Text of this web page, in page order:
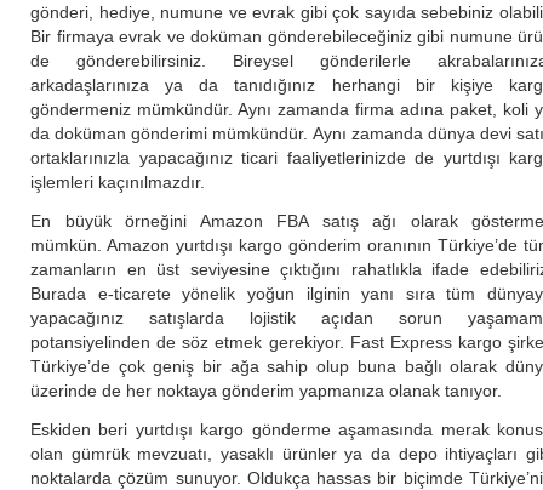
gönderi, hediye, numune ve evrak gibi çok sayıda sebebiniz
Bir firmaya evrak ve doküman gönderebileceğiniz gibi numune
de gönderebilirsiniz. Bireysel gönderilerle
arkadaşlarınıza ya da tanıdığınız herhangi bir kişiye
göndermeniz mümkündür. Aynı zamanda firma adına paket, koli
da doküman gönderimi mümkündür. Aynı zamanda dünya devi
ortaklarınızla yapacağınız ticari faaliyetlerinizde de yurtdışı
işlemleri kaçınılmazdır.
En büyük örneğini Amazon FBA satış ağı olarak
mümkün. Amazon yurtdışı kargo gönderim oranının Türkiye’de
zamanların en üst seviyesine çıktığını rahatlıkla ifade
Burada e-ticarete yönelik yoğun ilginin yanı sıra tüm
yapacağınız satışlarda lojistik açıdan sorun
potansiyelinden de söz etmek gerekiyor. Fast Express kargo
Türkiye’de çok geniş bir ağa sahip olup buna bağlı olarak
üzerinde de her noktaya gönderim yapmanıza olanak tanıyor.
Eskiden beri yurtdışı kargo gönderme aşamasında merak
olan gümrük mevzuatı, yasaklı ürünler ya da depo ihtiyaçları
noktalarda çözüm sunuyor. Oldukça hassas bir biçimde